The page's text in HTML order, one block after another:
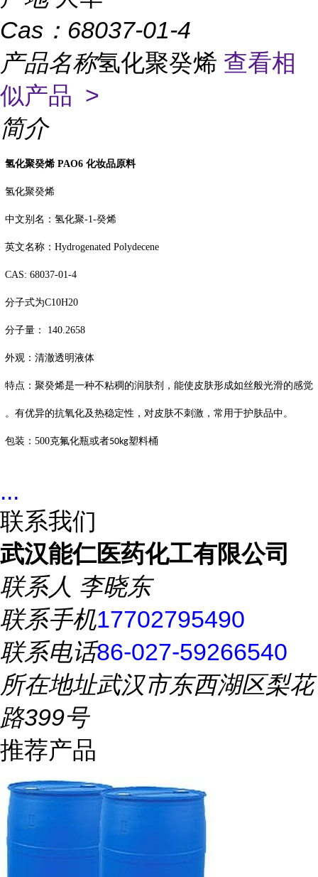
Cas： 68037-01-4
产品名称氢化聚癸烯 查看相
似产品 >
简介
氢化聚癸烯PAO6 化妆品原料
氢化聚癸烯
中文别名：氢化聚-1-癸烯
英文名称： Hydrogenated Polydecene
CAS: 68037-01-4
分子式为C10H20
分子量： 140.2658
外观：清澈透明液体
特点：聚癸烯是一种不粘稠的润肤剂，能使皮肤形成如丝般光滑的感觉
。有优异的抗氧化及热稳定性，对皮肤不刺激，常用于护肤品中。
包装： 500克氟化瓶或者50kg塑料桶
...
联系我们
武汉能仁医药化工有限公司
联系人 李晓东
联系手机17702795490
联系电话86-027-59266540
所在地址武汉市东西湖区梨花
路399号
推荐产品